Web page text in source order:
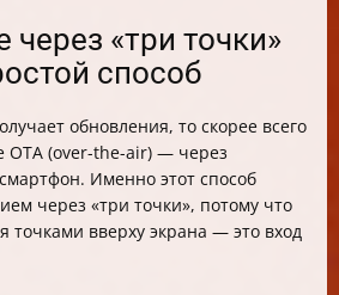
через «три точки»
способ
обновления, то скорее всего
OTA (over-the-air) — через
Именно этот способ
через «три точки», потому что
точками вверху экрана — это вход